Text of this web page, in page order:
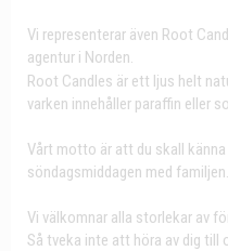
Vi representerar även Root
agentur i Norden.
Root Candles är ett ljus helt
varken innehåller paraffin eller
Vårt motto är att du skall
söndagsmiddagen med familjen.
Vi välkomnar alla storlekar av
Så tveka inte att höra av dig till